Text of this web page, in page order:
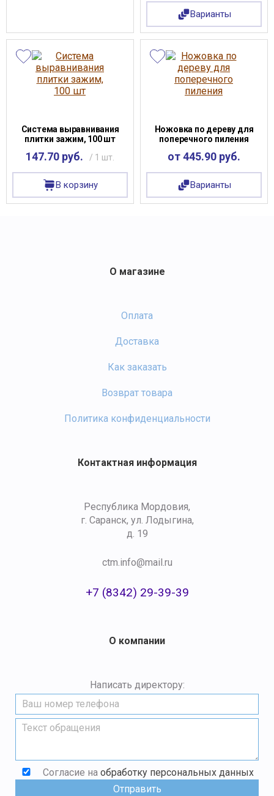
Варианты
Система выравнивания
плитки зажим, 100 шт
147.70 руб. / 1 шт.
В корзину
Ножовка по дереву для
поперечного пиления
от 445.90 руб.
Варианты
О магазине
Оплата
Доставка
Как заказать
Возврат товара
Политика конфиденциальности
О компании
Написать директору:
Согласие на обработку персональных данных
Контактная информация
Республика Мордовия,
г. Саранск, ул. Лодыгина,
д. 19
ctm.info@mail.ru
+7 (8342) 29-39-39